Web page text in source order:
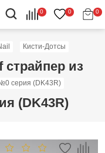
0 0 0
Кисти-Дотсы
серия (DK43R)
страйпер из
(DK43R)